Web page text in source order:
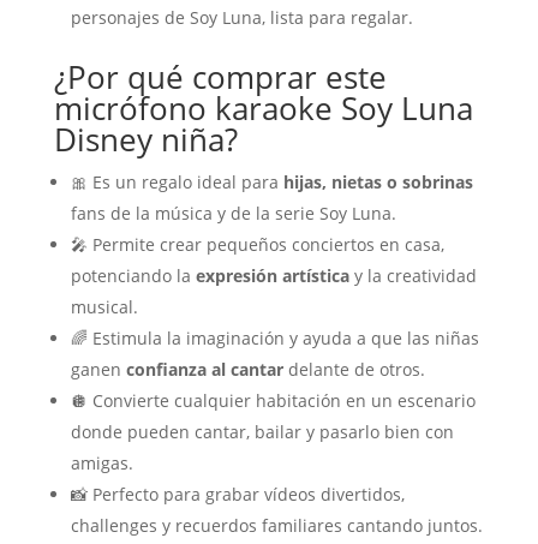
personajes de Soy Luna, lista para regalar.
¿Por qué comprar este
micrófono karaoke Soy Luna
Disney niña?
🎀 Es un regalo ideal para hijas, nietas o sobrinas
fans de la música y de la serie Soy Luna.
🎤 Permite crear pequeños conciertos en casa,
potenciando la expresión artísticay la creatividad
musical.
🌈 Estimula la imaginación y ayuda a que las niñas
ganen confianza al cantardelante de otros.
🪩 Convierte cualquier habitación en un escenario
donde pueden cantar, bailar y pasarlo bien con
amigas.
📸 Perfecto para grabar vídeos divertidos,
challenges y recuerdos familiares cantando juntos.